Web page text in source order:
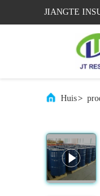
JIANGTE
Huis>